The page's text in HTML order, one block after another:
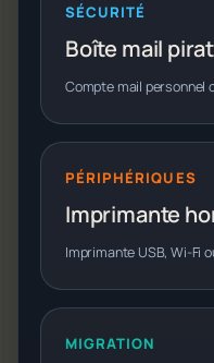
SÉCURITÉ
Boîte mail
Compte mail personnel
PÉRIPHÉRIQUES
Imprimante
Imprimante USB, Wi-Fi
MIGRATION